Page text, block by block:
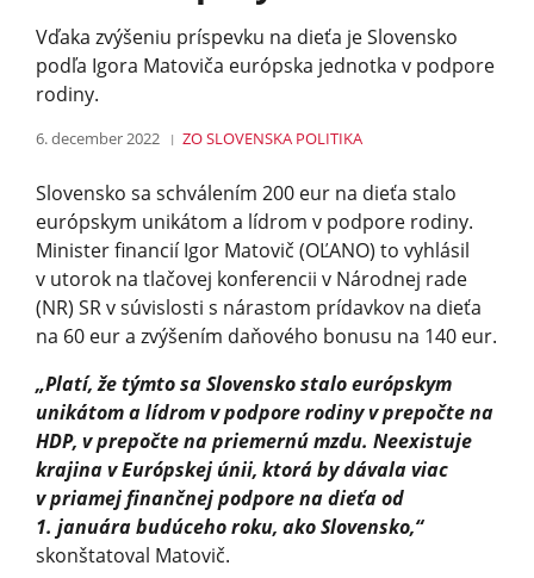
Vďaka zvýšeniu príspevku na dieťa je Slovensko
podľa Igora Matoviča európska jednotka v podpore
rodiny.
6. december 2022 ZO SLOVENSKA POLITIKA
Slovensko sa schválením 200 eur na dieťa stalo
európskym unikátom a lídrom v podpore rodiny.
Minister financií Igor Matovič (OĽANO) to vyhlásil
v utorok na tlačovej konferencii v Národnej rade
(NR) SR v súvislosti s nárastom prídavkov na dieťa
na 60 eur a zvýšením daňového bonusu na 140 eur.
„Platí, že týmto sa Slovensko stalo európskym
unikátom a lídrom v podpore rodiny v prepočte na
HDP, v prepočte na priemernú mzdu. Neexistuje
krajina v Európskej únii, ktorá by dávala viac
v priamej finančnej podpore na dieťa od
1. januára budúceho roku, ako Slovensko,“
skonštatoval Matovič.